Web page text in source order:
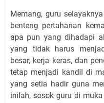
Memang, guru
benteng pertahanan
apa pun yang dihadapi
yang tidak harus
besar, kerja keras, dan
tetap menjadi kandil di
yang setia hadir guna
inilah, sosok guru di